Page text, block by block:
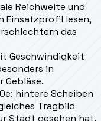
Reichweite und
Einsatzprofil lesen,
das
Geschwindigkeit
in
Gebläse.
hintere Scheiben
Tragbild
Stadt gesehen hat.